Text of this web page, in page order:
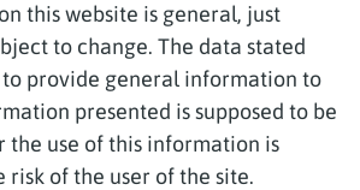
this website is general, just
to change. The data stated
provide general information to
presented is supposed to be
the use of this information is
of the user of the site.